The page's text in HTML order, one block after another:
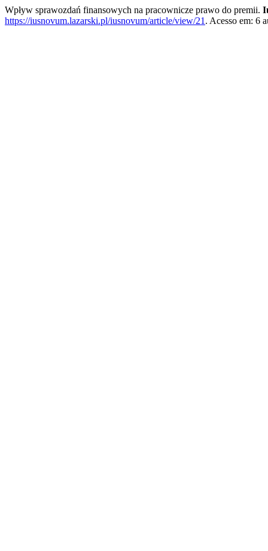
Wpływ sprawozdań finansowych na pracownicze prawo do premii.
https://iusnovum.lazarski.pl/iusnovum/article/view/21 . Acesso em: 6